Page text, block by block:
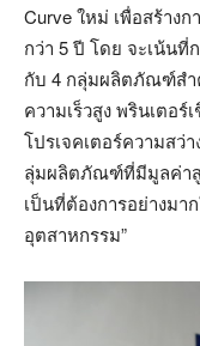
Curve ใหม่ เพื่อสร้าง
กว่า 5 ปี โดย จะเน้นที่
กับ 4 กลุ่มผลิตภัณฑ์สำ
ความเร็วสูง พรินเตอ
โปรเจคเตอร์ความส
ลุ่มผลิตภัณฑ์ที่มีมูลค่าสู
เป็นที่ต้องการอย่างมา
อุตสาหกรรม”